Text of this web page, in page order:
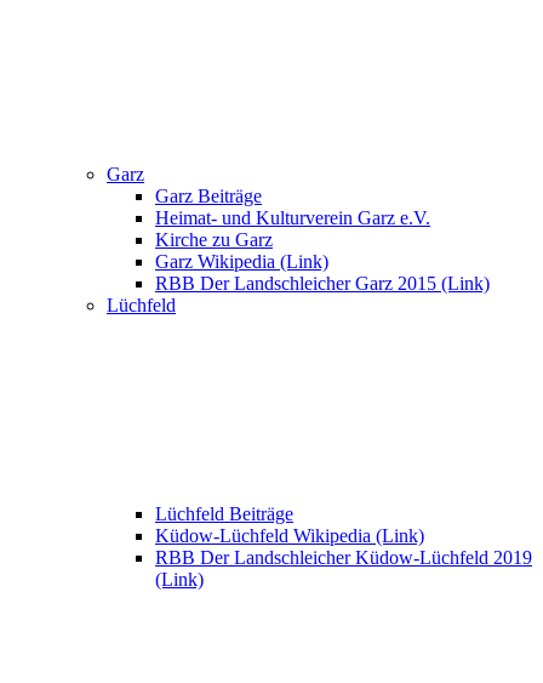
Garz
Garz Beiträge
Heimat- und Kulturverein Garz e.V.
Kirche zu Garz
Garz Wikipedia (Link)
RBB Der Landschleicher Garz 2015 (Link)
Lüchfeld
Lüchfeld Beiträge
Küdow-Lüchfeld Wikipedia (Link)
RBB Der Landschleicher Küdow-Lüchfeld 2019
(Link)